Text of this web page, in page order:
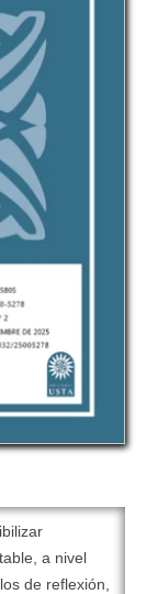
a nivel
de reflexión,